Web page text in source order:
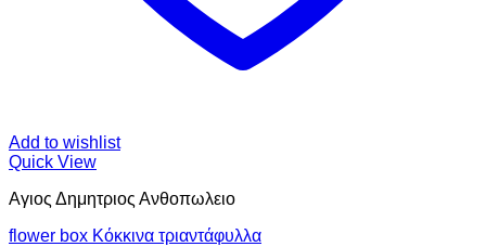
Add to wishlist
Quick View
Αγιος Δημητριος Ανθοπωλειο
flower box Κόκκινα τριαντάφυλλα